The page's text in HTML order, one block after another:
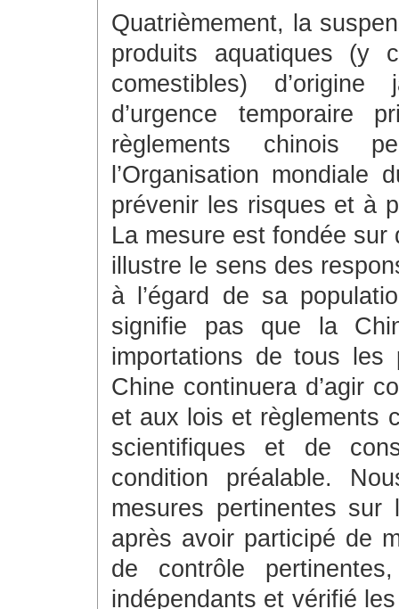
Quatrièmement, la
produits aquatiques (y
comestibles)
d’urgence temporaire
règlements chinois
l’Organisation
prévenir les risques et à
La mesure est fondée
illustre le sens des
à l’égard de sa
signifie pas que la
importations de tous les
Chine continuera d’agir
et aux lois et règlements
scientifiques et de
condition préalable.
mesures pertinentes
après avoir participé de
de contrôle
indépendants et vérifié